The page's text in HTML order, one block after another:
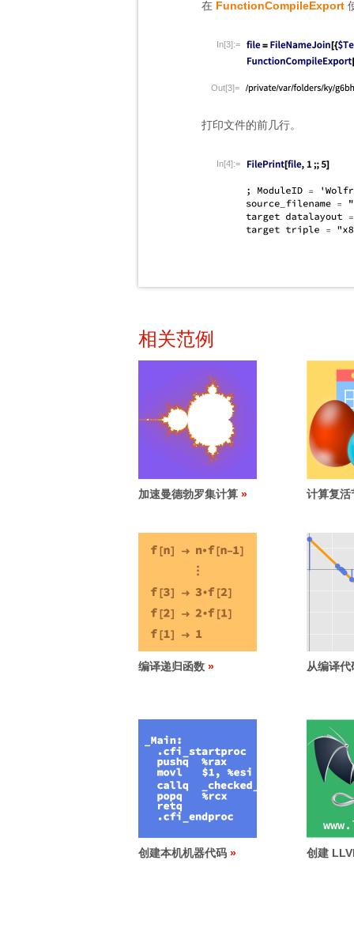
在 FunctionCompileExport
In[3]:=
Out[3]=
打印文件的前几行。
In[4]:=
相关范例
加速曼德勃罗集计算 计算复活
编译递归函数 从编译
创建本机机器代码 创建